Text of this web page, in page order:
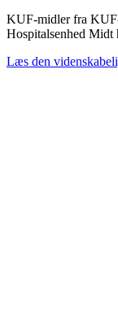
KUF-midler fra
Hospitalsenhed Midt
Læs den